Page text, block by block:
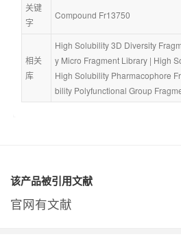
关键
字
Compound Fr13750
相关
库
High Solubility 3D Diversity
y Micro Fragment Library | High
High Solubility Pharmacophore
bility Polyfunctional Group
该产品被引用文献
官网有文献